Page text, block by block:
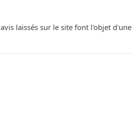
laissés sur le site font l'objet d'une